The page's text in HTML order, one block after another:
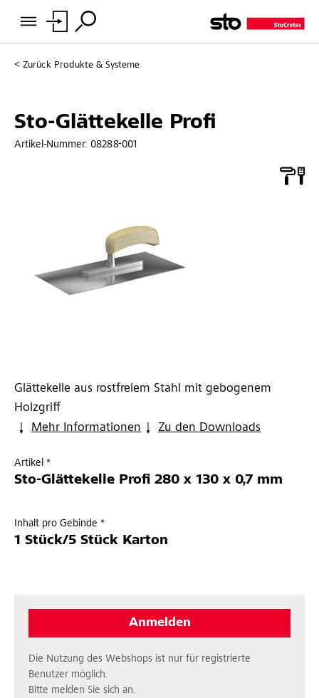
Zurück Produkte & Systeme
Sto-Glättekelle Profi
Artikel-Nummer: 08288-001
Glättekelle aus rostfreiem Stahl mit gebogenem
Holzgriff
Mehr Informationen
Zu den Downloads
Artikel *
Sto-Glättekelle Profi 280 x 130 x 0,7 mm
Inhalt pro Gebinde *
1 Stück/5 Stück Karton
Anmelden
Die Nutzung des Webshops ist nur für registrierte
Benutzer möglich.
Bitte melden Sie sich an.